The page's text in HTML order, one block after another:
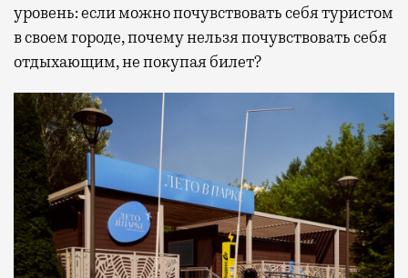
уровень: если можно почувствовать себя туристом
в своем городе, почему нельзя почувствовать себя
отдыхающим, не покупая билет?